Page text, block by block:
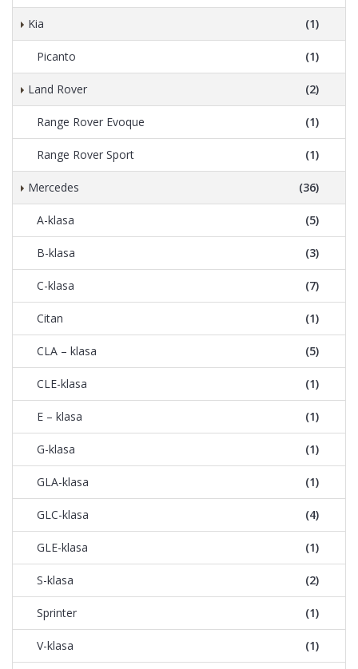
Kia (1)
Picanto (1)
Land Rover (2)
Range Rover Evoque (1)
Range Rover Sport (1)
Mercedes (36)
A-klasa (5)
B-klasa (3)
C-klasa (7)
Citan (1)
CLA – klasa (5)
CLE-klasa (1)
E – klasa (1)
G-klasa (1)
GLA-klasa (1)
GLC-klasa (4)
GLE-klasa (1)
S-klasa (2)
Sprinter (1)
V-klasa (1)